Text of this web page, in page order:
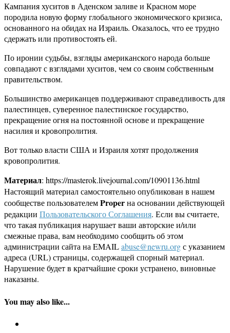
Кампания хуситов в Аденском заливе и Красном море
породила новую форму глобального экономического кризиса,
основанного на обидах на Израиль. Оказалось, что ее трудно
сдержать или противостоять ей.
По иронии судьбы, взгляды американского народа больше
совпадают с взглядами хуситов, чем со своим собственным
правительством.
Большинство американцев поддерживают справедливость для
палестинцев, суверенное палестинское государство,
прекращение огня на постоянной основе и прекращение
насилия и кровопролития.
Вот только власти США и Израиля хотят продолжения
кровопролития.
Материал: https://masterok.livejournal.com/10901136.html
Настоящий материал самостоятельно опубликован в нашем
сообществе пользователемProperна основании действующей
редакции Пользовательского Соглашения. Если вы считаете,
что такая публикация нарушает ваши авторские и/или
смежные права, вам необходимо сообщить об этом
администрации сайта на EMAILabuse@newru.orgс указанием
адреса (URL) страницы, содержащей спорный материал.
Нарушение будет в кратчайшие сроки устранено, виновные
наказаны.
You may also like...